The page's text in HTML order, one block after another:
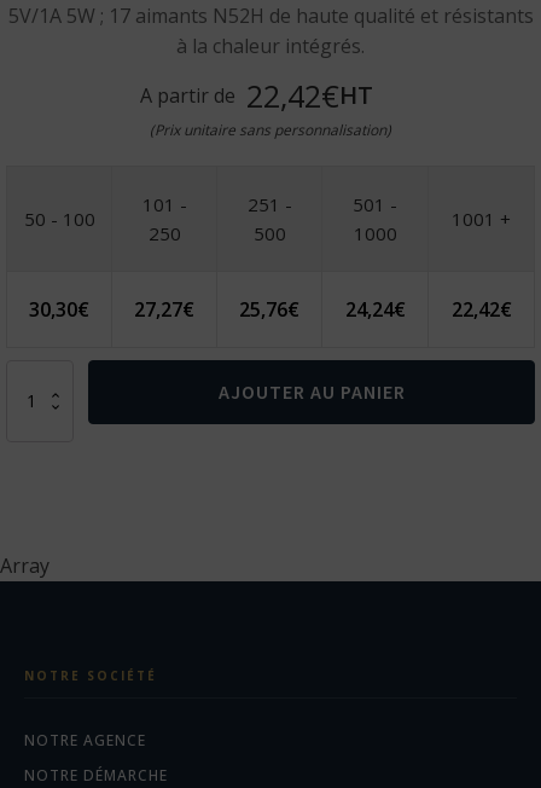
5V/1A 5W ; 17 aimants N52H de haute qualité et résistants
à la chaleur intégrés.
A partir de 22,42€HT
(Prix unitaire sans personnalisation)
50 - 100
101 -
250
251 -
500
501 -
1000
1001 +
30,30€ 27,27€ 25,76€ 24,24€ 22,42€
sans
fil
AJOUTER AU PANIER
Array
NOTRE SOCIÉTÉ
NOTRE AGENCE
NOTRE DÉMARCHE